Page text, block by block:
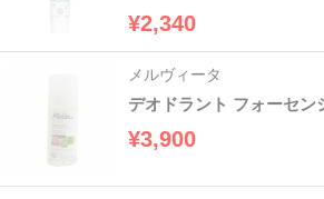
¥2,340
メルヴィータ
デオドラント フォーセン
¥3,900